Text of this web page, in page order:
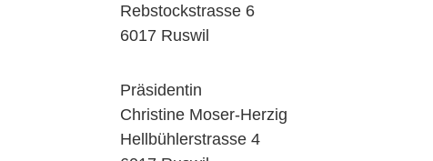
Personenregister
Rechtssammlung
Rebstockstrasse 6
6017 Ruswil
Präsidentin
Christine Moser-Herzig
Hellbühlerstrasse 4